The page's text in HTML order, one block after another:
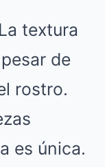
textura
de
rostro.
es única.